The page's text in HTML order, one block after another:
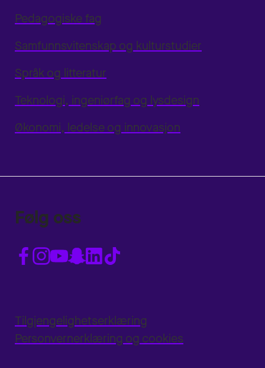
Pedagogiske fag
Samfunnsvitenskap og kulturstudier
Språk og litteratur
Teknologi, ingeniørfag og lysdesign
Økonomi, ledelse og innovasjon
Følg oss
Tilgjengelighetserklæring
Personvernerklæring og cookies